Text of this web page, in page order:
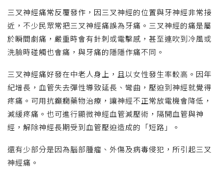
三叉神經痛常反覆發作，因三叉神經的位置與牙神經非常接
近，不少民眾常把三叉神經痛誤為牙痛。三叉神經的痛是屬
於瞬間劇痛，嚴重時會有針刺或電擊感，甚至連吹到冷風或
洗臉時碰觸也會痛，與牙痛的隱隱作痛不同。
三叉神經痛好發在中老人身上，且以女性發生率較高。因年
紀增長，血管失去彈性導致延長、彎曲，壓迫到神經就覺得
疼痛。可用抗癲癇藥物治療，讓神經不正常放電機會降低，
減緩疼痛。也可進行顯微神經血管減壓術，隔開血管與神
經，解除神經長期受到血管壓迫造成的「短路」。
還有少部分是因為腦部腫瘤、外傷及病毒侵犯，所引起三叉
神經痛。